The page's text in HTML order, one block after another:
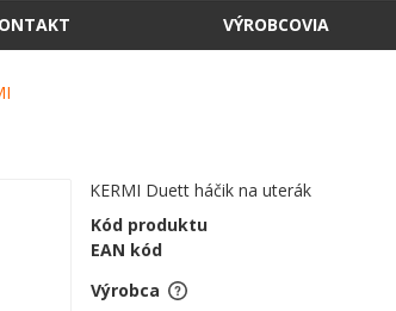
VÝROBCOVIA
KERMI Duett háčik na uterák
Kód produktu
EAN kód
Výrobca